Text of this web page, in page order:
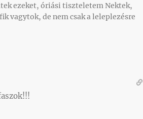
ezeket, óriási tiszteletem Nektek,
vagytok, de nem csak a leleplezésre